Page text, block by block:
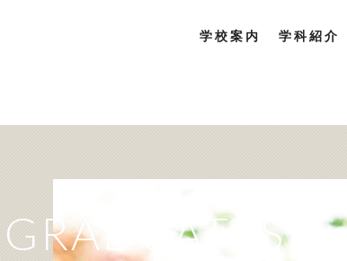
学校案内 学科紹介